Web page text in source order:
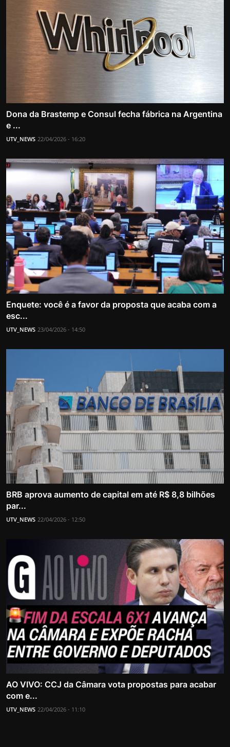
Dona da Brastemp e Consul fecha fábrica na Argentina
e ...
UTV_NEWS 22/04/2026 - 16:20
Enquete: você é a favor da proposta que acaba com a
esc...
UTV_NEWS 23/04/2026 - 14:50
BRB aprova aumento de capital em até R$ 8,8 bilhões
par...
UTV_NEWS 22/04/2026 - 12:50
AO VIVO: CCJ da Câmara vota propostas para acabar
com e...
UTV_NEWS 22/04/2026 - 11:10